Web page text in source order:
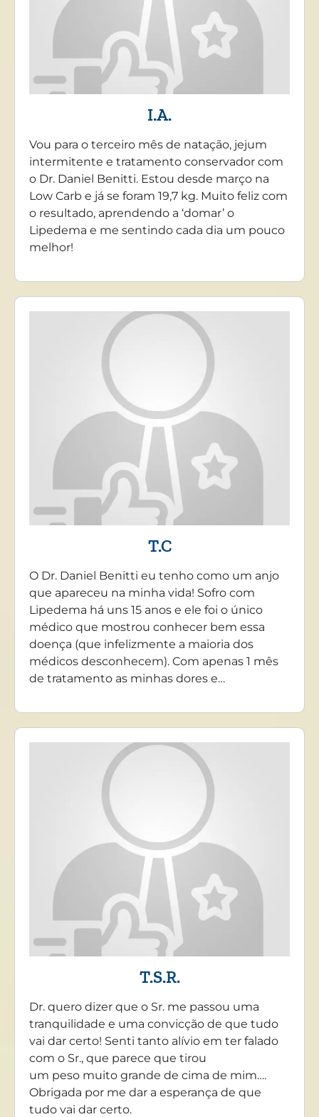
I.A.
Vou para o terceiro mês de natação, jejum
intermitente e tratamento conservador com
o Dr. Daniel Benitti. Estou desde março na
Low Carb e já se foram 19,7 kg. Muito feliz com
o resultado, aprendendo a ‘domar’ o
Lipedema e me sentindo cada dia um pouco
melhor!
T.C
O Dr. Daniel Benitti eu tenho como um anjo
que apareceu na minha vida! Sofro com
Lipedema há uns 15 anos e ele foi o único
médico que mostrou conhecer bem essa
doença (que infelizmente a maioria dos
médicos desconhecem). Com apenas 1 mês
de tratamento as minhas dores e…
T.S.R.
Dr. quero dizer que o Sr. me passou uma
tranquilidade e uma convicção de que tudo
vai dar certo! Senti tanto alívio em ter falado
com o Sr., que parece que tirou
um peso muito grande de cima de mim….
Obrigada por me dar a esperança de que
tudo vai dar certo.